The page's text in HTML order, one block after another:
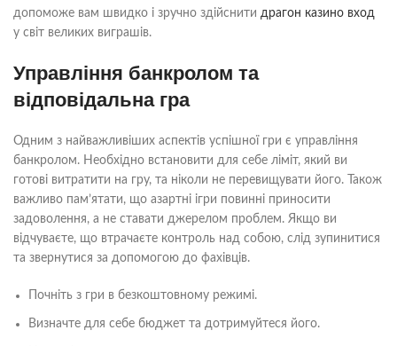
допоможе вам швидко і зручно здійснити драгон казино вход
у світ великих виграшів.
Управління банкролом та
відповідальна гра
Одним з найважливіших аспектів успішної гри є управління
банкролом. Необхідно встановити для себе ліміт, який ви
готові витратити на гру, та ніколи не перевищувати його. Також
важливо пам’ятати, що азартні ігри повинні приносити
задоволення, а не ставати джерелом проблем. Якщо ви
відчуваєте, що втрачаєте контроль над собою, слід зупинитися
та звернутися за допомогою до фахівців.
Почніть з гри в безкоштовному режимі.
Визначте для себе бюджет та дотримуйтеся його.